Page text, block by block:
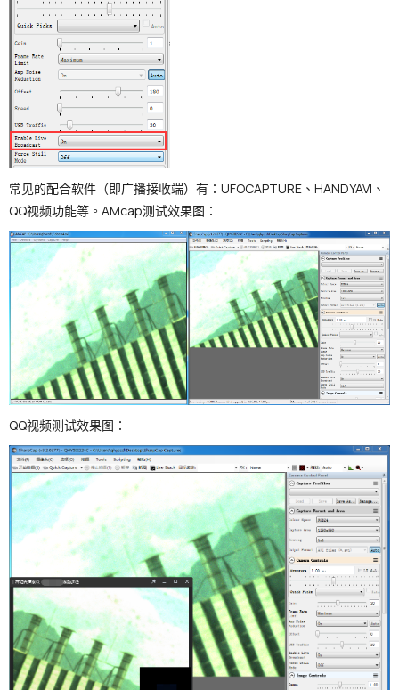
常见的配合软件（即广播接收端）有：UFOCAPTURE、HANDYAVI、
QQ视频功能等。AMcap测试效果图：
QQ视频测试效果图：